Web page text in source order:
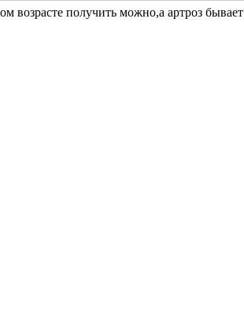
возрасте получить можно,а артроз